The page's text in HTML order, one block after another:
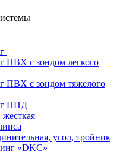
ПВХ с зондом легкого
ПВХ с зондом тяжелого
ПНД
угол, тройник
«DKC»